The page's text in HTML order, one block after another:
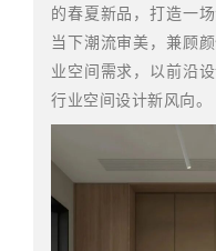
的春夏新品，打造一
当下潮流审美，兼顾
业空间需求，以前沿
行业空间设计新风向。